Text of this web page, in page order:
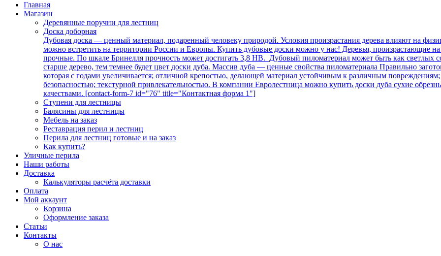
Главная
Магазин
Деревянные поручни для лестниц
Доска доборная
Дубовая доска — ценный материал, подаренный человеку природой. Условия произрастания дерева влияют на
можно встретить на территории России и Европы. Купить дубовые доски можно у нас! Деревья, произрастающие
прочные. По шкале Бринелля прочность может достигать 3,8 НВ. Дубовый пиломатериал может быть как светлых
старше дерево, тем темнее будет цвет доски дуба. Массив дуба — ценные свойства пиломатериала Правильно
которая с годами увеличивается; отличной крепостью, делающей материал устойчивым к различным
безопасностью; текстурной привлекательностью. В компании Евролестница можно купить доски дуба сухие
качествами. [contact-form-7 id="76" title="Контактная форма 1"]
Ступени для лестницы
Балясины для лестницы
Мебель на заказ
Реставрация перил и лестниц
Перила для лестниц готовые и на заказ
Как купить?
Уличные перила
Наши работы
Доставка
Калькуляторы расчёта доставки
Оплата
Мой аккаунт
Корзина
Оформление заказа
Статьи
Контакты
О нас